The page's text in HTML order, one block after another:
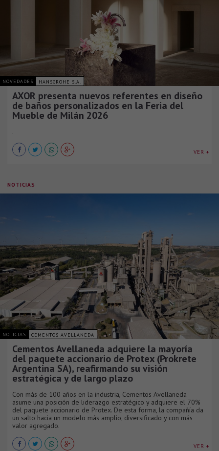
NOVEDADES HANSGROHE S.A.
AXOR presenta nuevos referentes en diseño
de baños personalizados en la Feria del
Mueble de Milán 2026
.
VER +
NOTICIAS
NOTICIAS CEMENTOS AVELLANEDA
Cementos Avellaneda adquiere la mayoría
del paquete accionario de Protex (Prokrete
Argentina SA), reafirmando su visión
estratégica y de largo plazo
Con más de 100 años en la industria, Cementos Avellaneda
asume una posición de liderazgo estratégico y adquiere el 70%
del paquete accionario de Protex. De esta forma, la compañía da
un salto hacia un modelo más amplio, diversificado y con más
valor agregado.
VER +